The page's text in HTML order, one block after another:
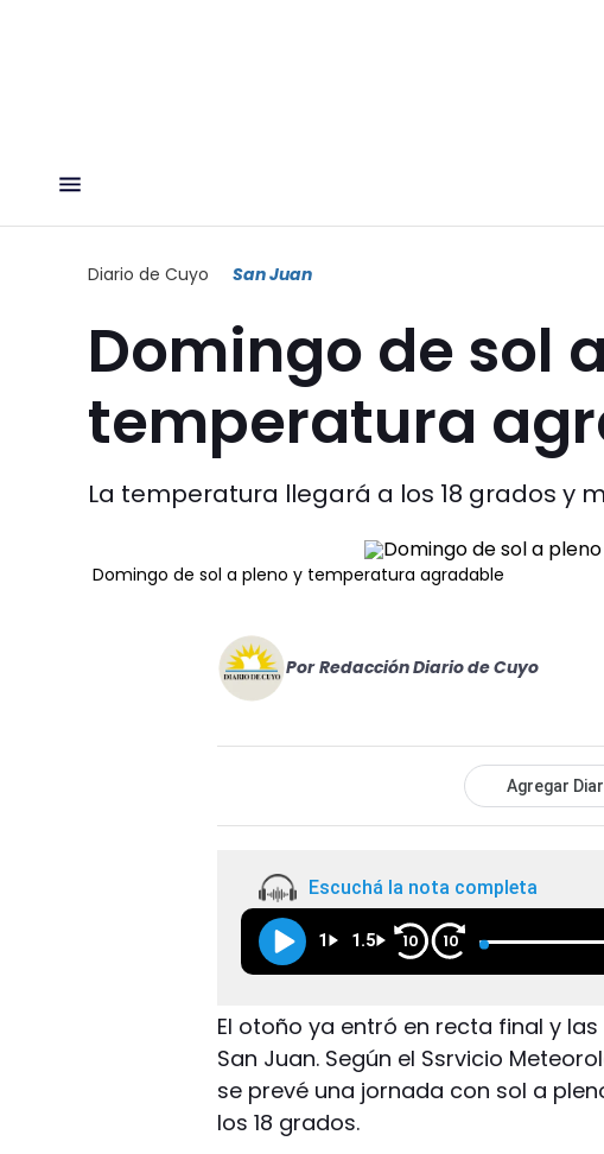
Diario de Cuyo San Juan
Domingo de sol
temperatura
La temperatura llegará a los 18 grados y
Domingo de sol a pleno y temperatura agradable
Por Redacción Diario de Cuyo
Agregar
Escuchá la nota completa
1 1.5 10 10
El otoño ya entró en recta final y
San Juan. Según el Ssrvicio
se prevé una jornada con sol a
los 18 grados.